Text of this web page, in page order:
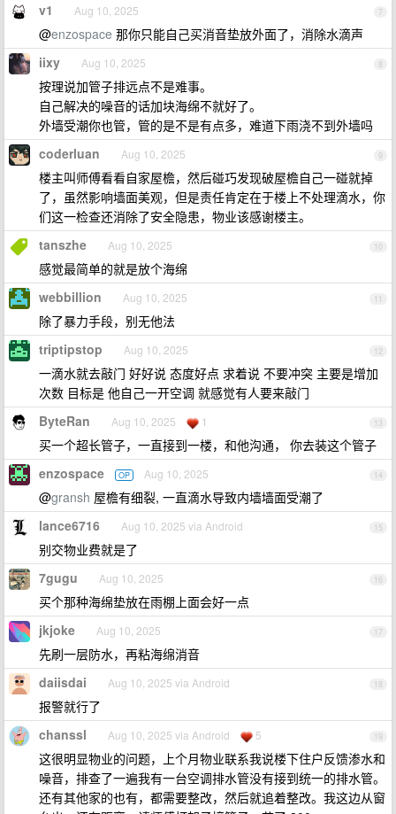
7
v1 Aug 10, 2025
@enzospace 那你只能自己买消音垫放外面了，消除水滴声
8
iixy Aug 10, 2025
按理说加管子排远点不是难事。
自己解决的噪音的话加块海绵不就好了。
外墙受潮你也管，管的是不是有点多，难道下雨浇不到外墙吗
9
coderluan Aug 10, 2025
楼主叫师傅看看自家屋檐，然后碰巧发现破屋檐自己一碰就掉
了，虽然影响墙面美观，但是责任肯定在于楼上不处理滴水，你
们这一检查还消除了安全隐患，物业该感谢楼主。
10
tanszhe Aug 10, 2025
感觉最简单的就是放个海绵
11
webbillion Aug 10, 2025
除了暴力手段，别无他法
12
triptipstop Aug 10, 2025
一滴水就去敲门 好好说 态度好点 求着说 不要冲突 主要是增加
次数 目标是 他自己一开空调 就感觉有人要来敲门
13
ByteRan Aug 10, 2025 1
买一个超长管子，一直接到一楼，和他沟通， 你去装这个管子
14
enzospace OP Aug 10, 2025
@gransh 屋檐有细裂, 一直滴水导致内墙墙面受潮了
15
lance6716 Aug 10, 2025 via Android
别交物业费就是了
16
7gugu Aug 10, 2025
买个那种海绵垫放在雨棚上面会好一点
17
jkjoke Aug 10, 2025
先刷一层防水，再粘海绵消音
18
daiisdai Aug 10, 2025 via Android
报警就行了
19
chanssl Aug 10, 2025 via Android 5
这很明显物业的问题，上个月物业联系我说楼下住户反馈渗水和
噪音，排查了一遍我有一台空调排水管没有接到统一的排水管。
还有其他家的也有，都需要整改，然后就追着整改。我这边从窗